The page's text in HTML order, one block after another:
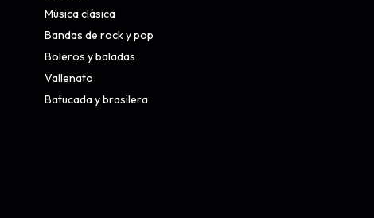
Música clásica
Bandas de rock y pop
Boleros y baladas
Vallenato
Batucada y brasilera